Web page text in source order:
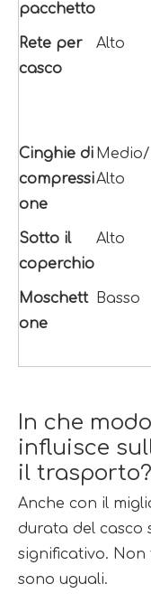
pacchetto
Rete per
casco
Alto
Cinghie di
compressi
one
Medio/
Alto
Sotto il
coperchio
Alto
Moschett
one
Basso
In che
influisce
il trasporto?
Anche con il
durata del casco
significativo.
sono uguali.